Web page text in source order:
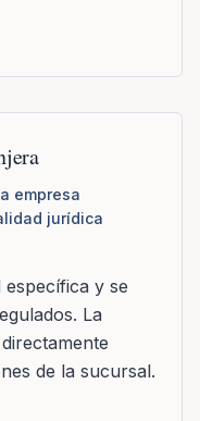
empresa
jurídica
y se
La
de la sucursal.